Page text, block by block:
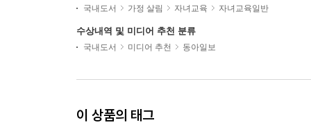
국내도서
가정 살림 자녀교육 자녀교육일반
수상내역 및 미디어 추천 분류
국내도서 미디어 추천 동아일보
이 상품의 태그